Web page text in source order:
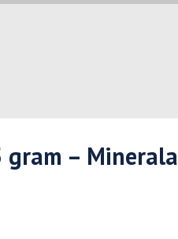
gram – Minerala